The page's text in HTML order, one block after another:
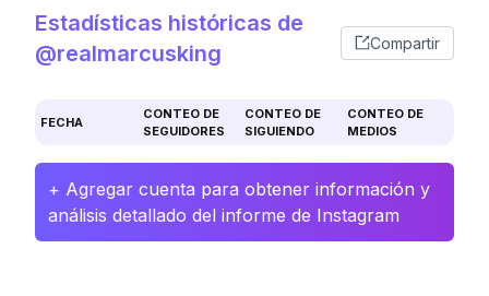
Estadísticas históricas de
@realmarcusking
Compartir
FECHA
CONTEO DE
SEGUIDORES
CONTEO DE
SIGUIENDO
CONTEO DE
MEDIOS
+ Agregar cuenta para obtener información y
análisis detallado del informe de Instagram